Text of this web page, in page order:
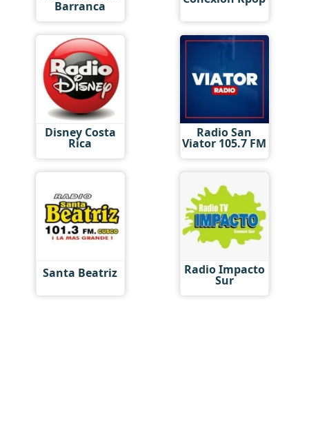
Barranca
Disney Costa
Rica
Radio San
Viator 105.7 FM
Santa Beatriz Radio Impacto
Sur